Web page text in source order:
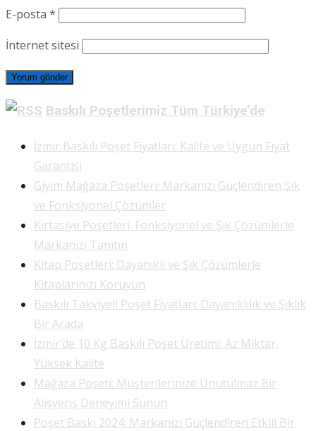
E-posta *
İnternet sitesi
Baskılı Poşetlerimiz Tüm Türkiye’de
İzmir Baskılı Poşet Fiyatları: Kalite ve Uygun Fiyat
Garantisi
Giyim Mağaza Poşetleri: Markanızı Güçlendiren Şık
ve Fonksiyonel Çözümler
Kırtasiye Poşetleri: Fonksiyonel ve Şık Çözümlerle
Markanızı Tanıtın
Kitap Poşetleri: Dayanıklı ve Şık Çözümlerle
Kitaplarınızı Koruyun
Baskılı Takviyeli Poşet Fiyatları: Dayanıklılık ve Şıklık
Bir Arada
İzmir’de 10 Kg Baskılı Poşet Üretimi: Az Miktar,
Yüksek Kalite
Mağaza Poşeti: Müşterilerinize Unutulmaz Bir
Alışveriş Deneyimi Sunun
Poşet Baskı 2024: Markanızı Güçlendiren Etkili Bir